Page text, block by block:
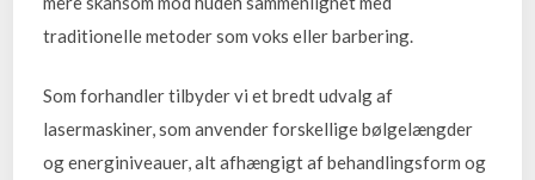
traditionelle metoder som voks eller barbering.
Som forhandler tilbyder vi et bredt udvalg af
lasermaskiner, som anvender forskellige bølgelængder
og energiniveauer, alt afhængigt af behandlingsform og